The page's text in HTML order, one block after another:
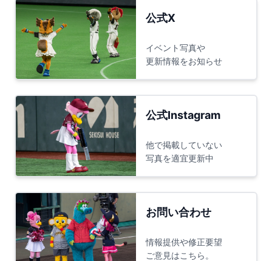
公式X
イベント写真や
更新情報をお知らせ
公式Instagram
他で掲載していない
写真を適宜更新中
お問い合わせ
情報提供や修正要望
ご意見はこちら。